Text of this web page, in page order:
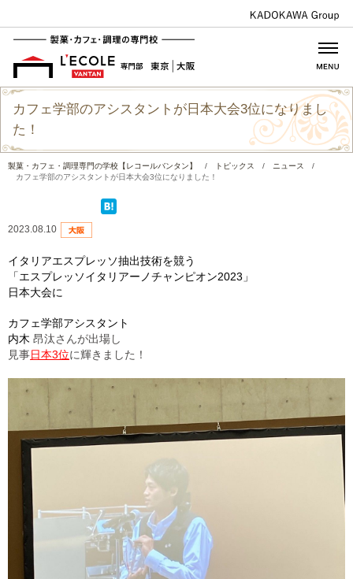
カフェ学部のアシスタントが日本大会3位になりまし
た！
製菓・カフェ・調理専門の学校【レコールバンタン】 / トピックス / ニュース
/
カフェ学部のアシスタントが日本大会3位になりました！
2023.08.10
イタリアエスプレッソ抽出技術を競う
「エスプレッソイタリアーノチャンピオン2023」
日本大会に
カフェ学部アシスタント
内木 昂汰さんが出場し
見事日本3位に輝きました！